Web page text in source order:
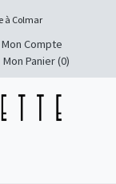
à Colmar
Mon Compte
Mon Panier (0)